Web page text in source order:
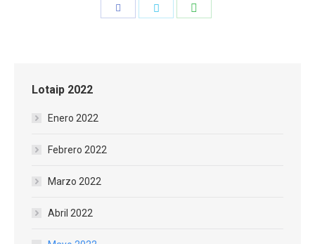
CompartirCompartir
Lotaip 2022
Enero 2022
Febrero 2022
Marzo 2022
Abril 2022